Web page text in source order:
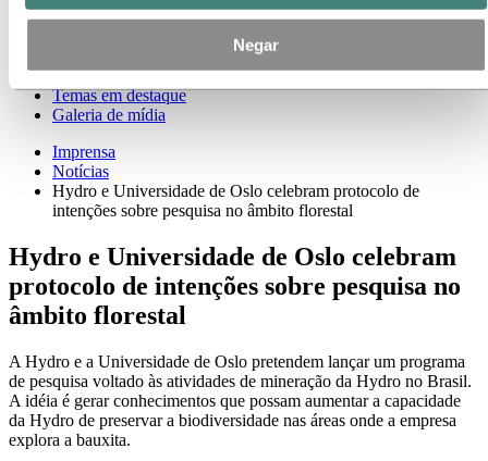
Negar
Contatos de meios de comunicação
Assinatura de notícias
Visão geral da Hydro
Temas em destaque
Galeria de mídia
Imprensa
Notícias
Hydro e Universidade de Oslo celebram protocolo de
intenções sobre pesquisa no âmbito florestal
Hydro e Universidade de Oslo celebram
protocolo de intenções sobre pesquisa no
âmbito florestal
A Hydro e a Universidade de Oslo pretendem lançar um programa
de pesquisa voltado às atividades de mineração da Hydro no Brasil.
A idéia é gerar conhecimentos que possam aumentar a capacidade
da Hydro de preservar a biodiversidade nas áreas onde a empresa
explora a bauxita.